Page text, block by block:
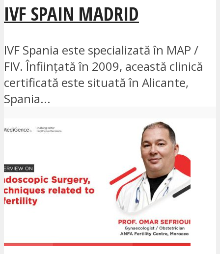
IVF SPAIN MADRID
IVF Spania este specializată în MAP /
FIV. Înființată în 2009, această clinică
certificată este situată în Alicante,
Spania...